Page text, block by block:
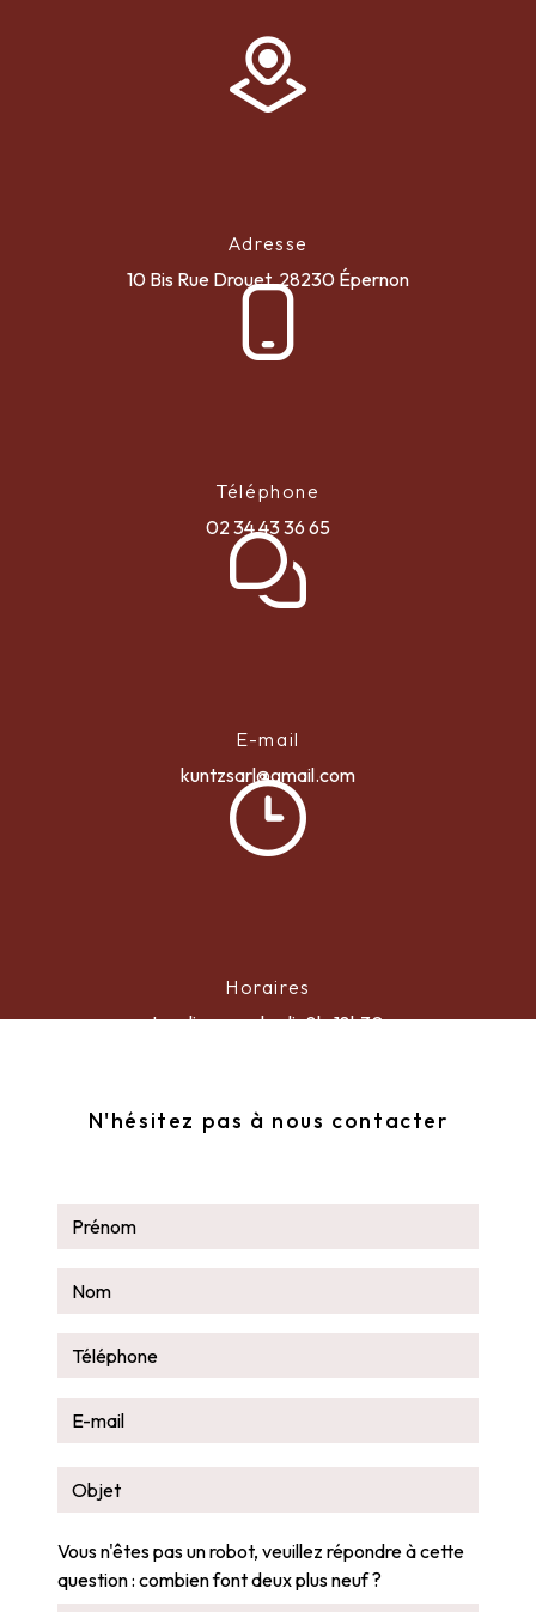
Adresse
10 Bis Rue Drouet, 28230 Épernon
Téléphone
02 34 43 36 65
E-mail
kuntzsarl@gmail.com
Horaires
Lundi au vendredi : 8h-18h30
N'hésitez pas à nous contacter
Vous n'êtes pas un robot, veuillez répondre à cette
question : combien font deux plus neuf ?